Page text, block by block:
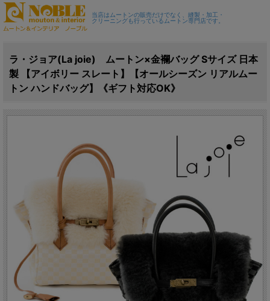
当店はムートンの販売だけでなく、縫製・加工・
クリーニングも行っているムートン専門店です。
ラ・ジョア(La joie) ムートン×金襴バッグ Sサイズ 日本
製 【アイボリー スレート】【オールシーズン リアルムー
トン ハンドバッグ】《ギフト対応OK》